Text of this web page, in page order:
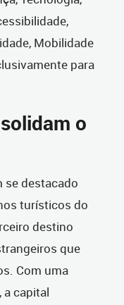
Mobilidade
para
o
se destacado
turísticos do
destino
que
Com uma
a capital